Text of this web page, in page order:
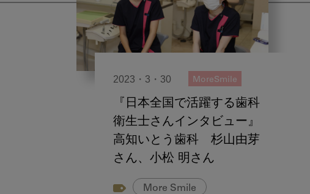
2023・3・30 MoreSmile
『日本全国で活躍する歯科
衛生士さんインタビュー』
高知いとう歯科 杉山由芽
さん、小松 明さん
More Smile